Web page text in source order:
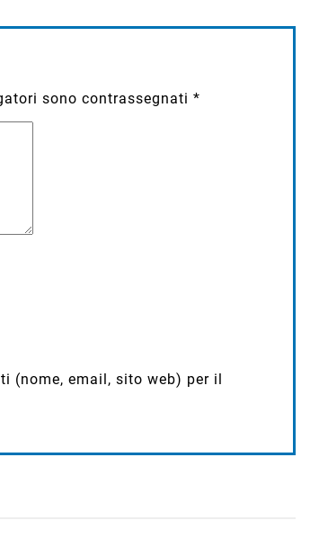
sono contrassegnati *
(nome, email, sito web) per il